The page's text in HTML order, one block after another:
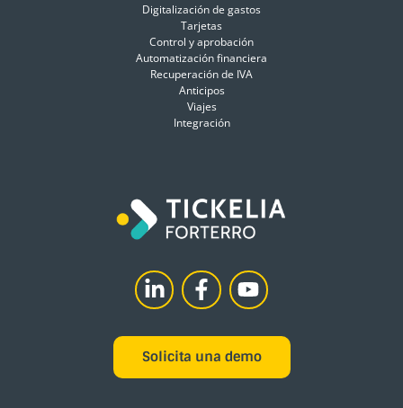
Digitalización de gastos
Tarjetas
Control y aprobación
Automatización financiera
Recuperación de IVA
Anticipos
Viajes
Integración
L
i
k
e
d
F
a
e
b
o
Y
o
t
u
b
Solicita una demo